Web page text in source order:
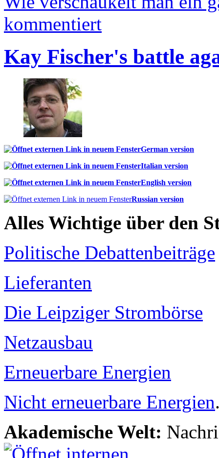
kommentiert
Kay Fischer's battle
German version
Italian version
English version
Russian version
Alles Wichtige über den
Politische Debattenbeiträge
Lieferanten
Die Leipziger Strombörse
Netzausbau
Erneuerbare Energien
Nicht erneuerbare Energien
Akademische Welt: